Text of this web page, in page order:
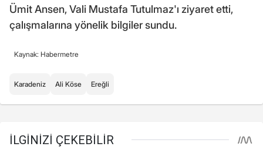
Ümit Ansen, Vali Mustafa Tutulmaz'ı ziyaret etti,
çalışmalarına yönelik bilgiler sundu.
Kaynak: Habermetre
Karadeniz Ali Köse Ereğli